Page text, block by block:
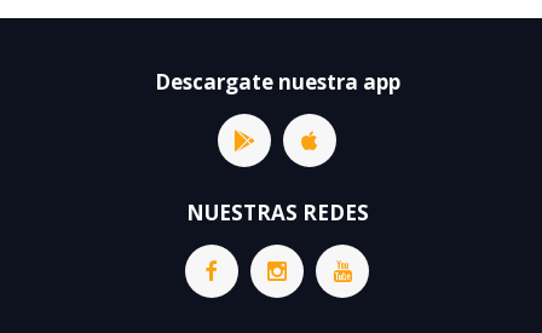
Descargate nuestra app
NUESTRAS REDES